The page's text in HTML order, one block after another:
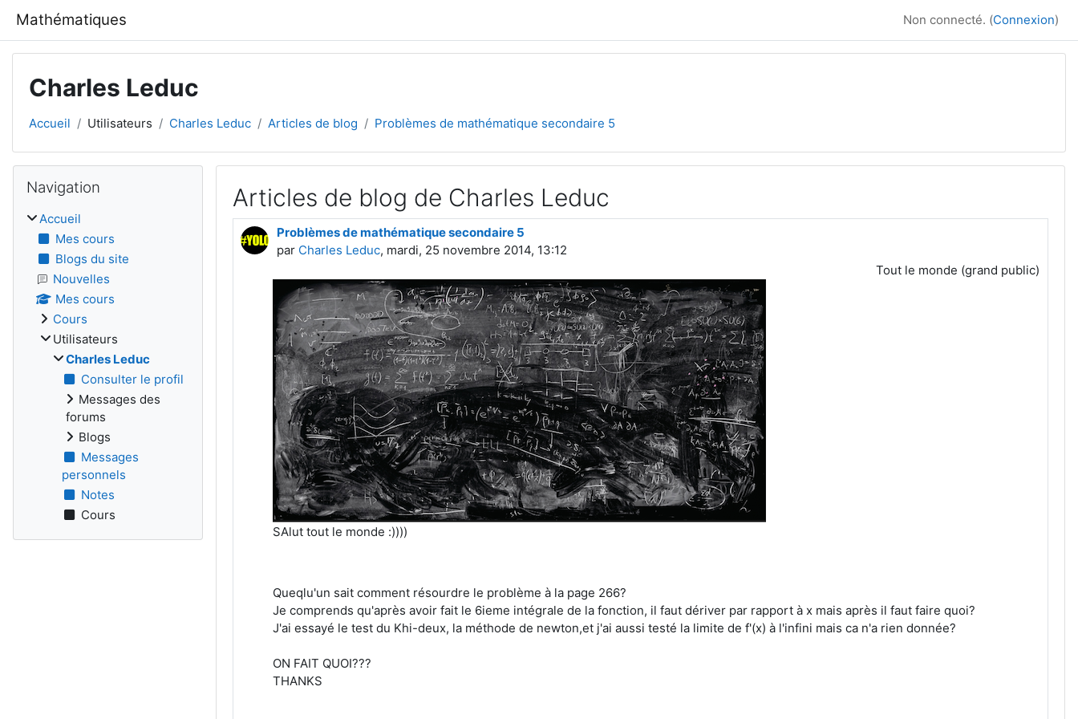
Mathématiques Non connecté. (Connexion)
Charles Leduc
Accueil Utilisateurs Charles Leduc Articles de blog Problèmes de mathématique secondaire 5
Articles de blog de Charles Leduc
Problèmes de mathématique secondaire 5
par Charles Leduc, mardi, 25 novembre 2014, 13:12
Tout le monde (grand public)
SAlut tout le monde :))))
Queqlu'un sait comment résourdre le problème à la page 266?
Je comprends qu'après avoir fait le 6ieme intégrale de la fonction, il faut dériver par rapport à x mais après il faut faire quoi?
J'ai essayé le test du Khi-deux, la méthode de newton,et j'ai aussi testé la limite de f'(x) à l'infini mais ca n'a rien donnée?
ON FAIT QUOI???
THANKS
Blocs
Navigation
Accueil
Mes cours
Blogs du site
Nouvelles
Mes cours
Cours
Utilisateurs
Charles Leduc
Consulter le profil
Messages des
forums
Blogs
Messages
personnels
Notes
Cours